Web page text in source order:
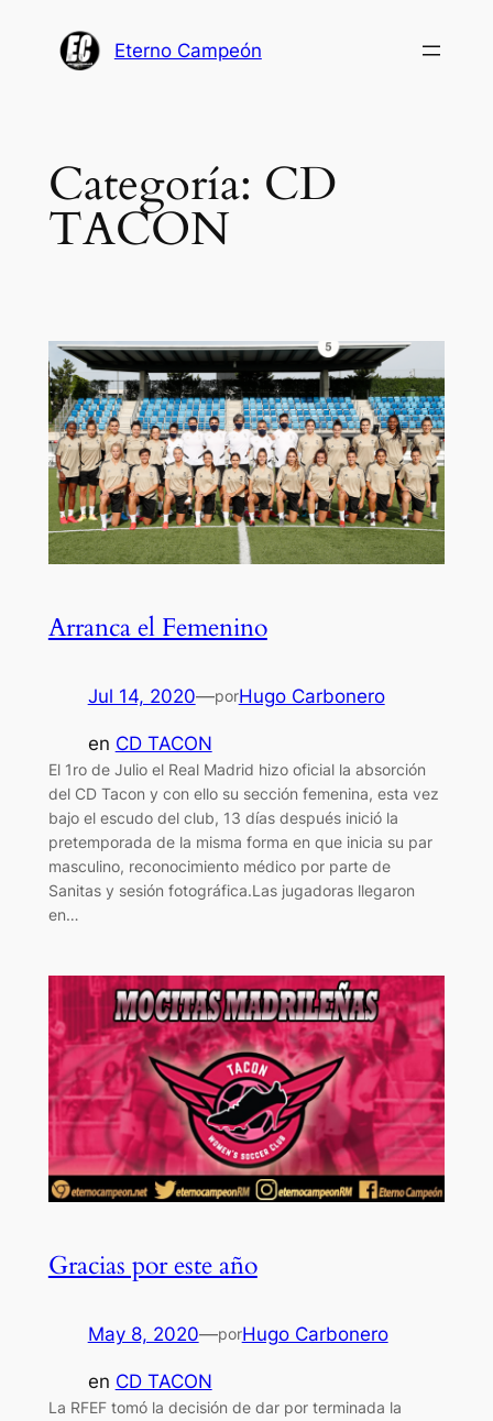
Eterno Campeón
Categoría: CD
TACON
Arranca el Femenino
Jul 14, 2020—porHugo Carbonero
en CD TACON
El 1ro de Julio el Real Madrid hizo oficial la absorción
del CD Tacon y con ello su sección femenina, esta vez
bajo el escudo del club, 13 días después inició la
pretemporada de la misma forma en que inicia su par
masculino, reconocimiento médico por parte de
Sanitas y sesión fotográfica.Las jugadoras llegaron
en…
Gracias por este año
May 8, 2020—porHugo Carbonero
en CD TACON
La RFEF tomó la decisión de dar por terminada la